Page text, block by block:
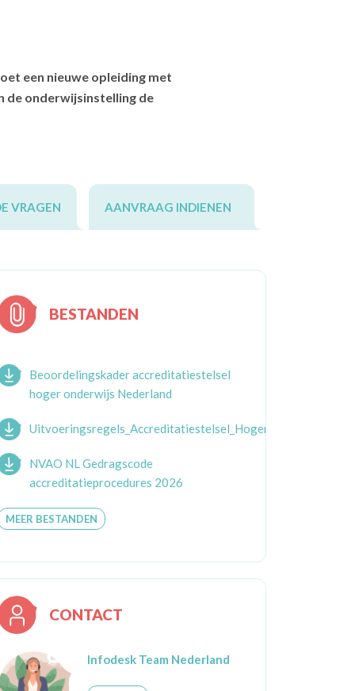
een nieuwe opleiding met
de onderwijsinstelling de
VRAGEN AANVRAAG INDIENEN
BESTANDEN
Beoordelingskader accreditatiestelsel
hoger onderwijs Nederland
NVAO NL Gedragscode
accreditatieprocedures 2026
MEER BESTANDEN
CONTACT
Infodesk Team Nederland